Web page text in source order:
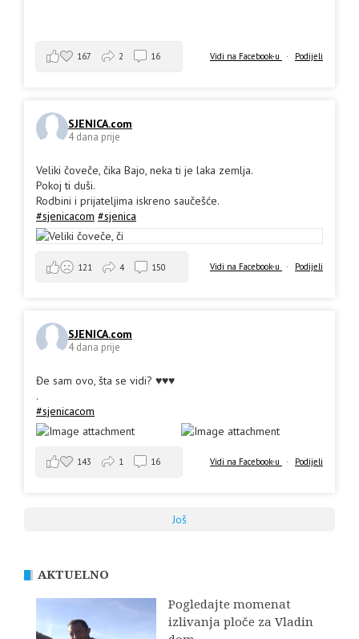
Vidi na Facebook-u · Podijeli
167 2 16
SJENICA.com
4 dana prije
Veliki čoveče, čika Bajo, neka ti je laka zemlja.
Pokoj ti duši.
Rodbini i prijateljima iskreno saučešće.
#sjenicacom #sjenica
Vidi na Facebook-u · Podijeli
121 4 150
SJENICA.com
4 dana prije
Đe sam ovo, šta se vidi? ♥️♥️♥️
.
#sjenicacom
Vidi na Facebook-u · Podijeli
143 1 16
Još
AKTUELNO
Pogledajte momenat
izlivanja ploče za Vladin